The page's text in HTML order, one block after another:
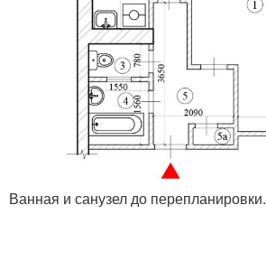
Ванная и санузел до перепланировки.